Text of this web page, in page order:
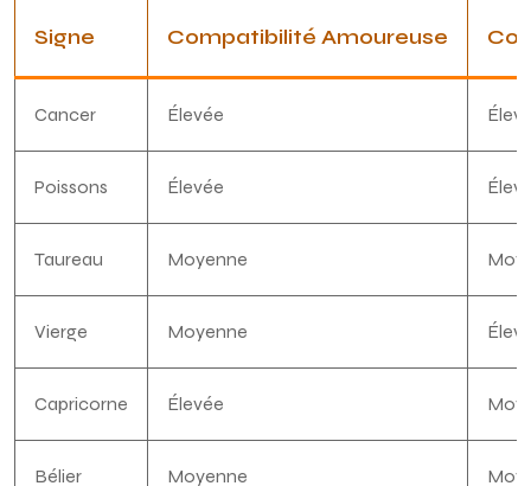
Signe Compatibilité Amoureuse
Cancer Élevée
Poissons Élevée
Taureau Moyenne
Vierge Moyenne
Capricorne Élevée
Bélier Moyenne